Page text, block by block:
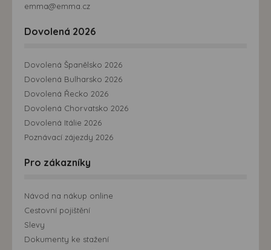
emma@emma.cz
Dovolená 2026
Dovolená Španělsko 2026
Dovolená Bulharsko 2026
Dovolená Řecko 2026
Dovolená Chorvatsko 2026
Dovolená Itálie 2026
Poznávací zájezdy 2026
Pro zákazníky
Návod na nákup online
Cestovní pojištění
Slevy
Dokumenty ke stažení